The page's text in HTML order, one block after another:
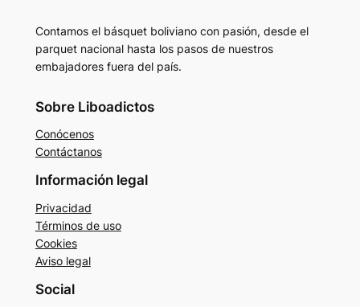
Contamos el básquet boliviano con pasión, desde el
parquet nacional hasta los pasos de nuestros
embajadores fuera del país.
Sobre Liboadictos
Conócenos
Contáctanos
Información legal
Privacidad
Términos de uso
Cookies
Aviso legal
Social